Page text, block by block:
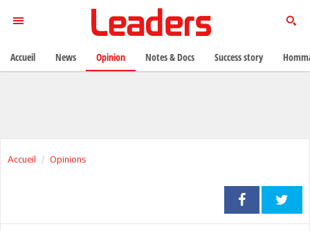
Accueil Opinions
Accueil News Opinion Notes & Docs Success story